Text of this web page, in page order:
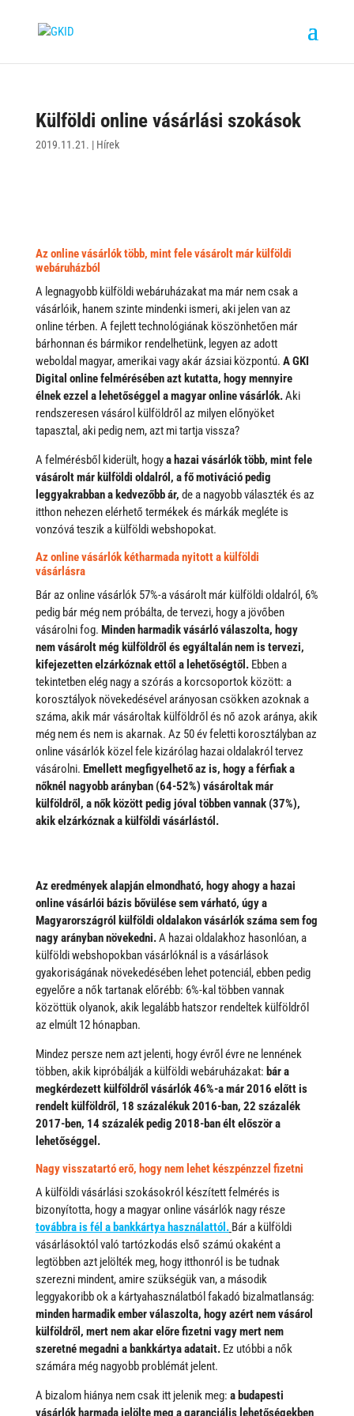
Külföldi online vásárlási szokások
2019.11.21. | Hírek
Az online vásárlók több, mint fele vásárolt már külföldi
webáruházból
A legnagyobb külföldi webáruházakat ma már nem csak a
vásárlóik, hanem szinte mindenki ismeri, aki jelen van az
online térben. A fejlett technológiának köszönhetően már
bárhonnan és bármikor rendelhetünk, legyen az adott
weboldal magyar, amerikai vagy akár ázsiai központú. A GKI
Digital online felmérésében azt kutatta, hogy mennyire
élnek ezzel a lehetőséggel a magyar online vásárlók.Aki
rendszeresen vásárol külföldről az milyen előnyöket
tapasztal, aki pedig nem, azt mi tartja vissza?
A felmérésből kiderült, hogya hazai vásárlók több, mint fele
vásárolt már külföldi oldalról, a fő motiváció pedig
leggyakrabban a kedvezőbb ár, de a nagyobb választék és az
itthon nehezen elérhető termékek és márkák megléte is
vonzóvá teszik a külföldi webshopokat.
Az online vásárlók kétharmada nyitott a külföldi
vásárlásra
Bár az online vásárlók 57%-a vásárolt már külföldi oldalról, 6%
pedig bár még nem próbálta, de tervezi, hogy a jövőben
vásárolni fog. Minden harmadik vásárló válaszolta, hogy
nem vásárolt még külföldről és egyáltalán nem is tervezi,
kifejezetten elzárkóznak ettől a lehetőségtől .Ebben a
tekintetben elég nagy a szórás a korcsoportok között: a
korosztályok növekedésével arányosan csökken azoknak a
száma, akik már vásároltak külföldről és nő azok aránya, akik
még nem és nem is akarnak. Az 50 év feletti korosztályban az
online vásárlók közel fele kizárólag hazai oldalakról tervez
vásárolni. Emellett megfigyelhető az is, hogy a férfiak a
nőknél nagyobb arányban (64-52%) vásároltak már
külföldről, a nők között pedig jóval többen vannak (37%),
akik elzárkóznak a külföldi vásárlástól.
Az eredmények alapján elmondható, hogy ahogy a hazai
online vásárlói bázis bővülése sem várható, úgy a
Magyarországról külföldi oldalakon vásárlók száma sem fog
nagy arányban növekedni.A hazai oldalakhoz hasonlóan, a
külföldi webshopokban vásárlóknál is a vásárlások
gyakoriságának növekedésében lehet potenciál, ebben pedig
egyelőre a nők tartanak előrébb: 6%-kal többen vannak
közöttük olyanok, akik legalább hatszor rendeltek külföldről
az elmúlt 12 hónapban.
Mindez persze nem azt jelenti, hogy évről évre ne lennének
többen, akik kipróbálják a külföldi webáruházakat: bár a
megkérdezett külföldről vásárlók 46%-a már 2016 előtt is
rendelt külföldről, 18 százalékuk 2016-ban, 22 százalék
2017-ben, 14 százalék pedig 2018-ban élt először a
lehetőséggel.
Nagy visszatartó erő, hogy nem lehet készpénzzel fizetni
A külföldi vásárlási szokásokról készített felmérés is
bizonyította, hogy a magyar online vásárlók nagy része
továbbra is fél a bankkártya használattól. Bár a külföldi
vásárlásoktól való tartózkodás első számú okaként a
legtöbben azt jelölték meg, hogy itthonról is be tudnak
szerezni mindent, amire szükségük van, a második
leggyakoribb ok a kártyahasználatból fakadó bizalmatlanság:
minden harmadik ember válaszolta, hogy azért nem vásárol
külföldről, mert nem akar előre fizetni vagy mert nem
szeretné megadni a bankkártya adatait. Ez utóbbi a nők
számára még nagyobb problémát jelent.
A bizalom hiánya nem csak itt jelenik meg: a budapesti
vásárlók harmada jelölte meg a garanciális lehetőségekben